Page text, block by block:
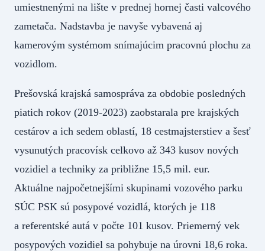
umiestnenými na lište v prednej hornej časti valcového
zametača. Nadstavba je navyše vybavená aj
kamerovým systémom snímajúcim pracovnú plochu za
vozidlom.
Prešovská krajská samospráva za obdobie posledných
piatich rokov (2019-2023) zaobstarala pre krajských
cestárov a ich sedem oblastí, 18 cestmajsterstiev a šesť
vysunutých pracovísk celkovo až 343 kusov nových
vozidiel a techniky za približne 15,5 mil. eur.
Aktuálne najpočetnejšími skupinami vozového parku
SÚC PSK sú posypové vozidlá, ktorých je 118
a referentské autá v počte 101 kusov. Priemerný vek
posypových vozidiel sa pohybuje na úrovni 18,6 roka.